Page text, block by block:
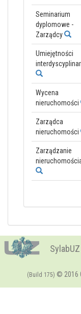
Seminarium
dyplomowe -
Zarządcy
Umiejętności
Wycena
nieruchomości
Zarządca
nieruchomości
Zarządzanie
SylabUZ
(Build 175) © 2016